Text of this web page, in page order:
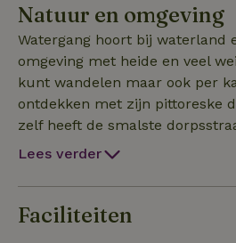
ruimte met een ping-pong tafel
een speeltent voor de kleintjes.
indoor voetbal ruimte. het
geen luxe, waan je in de jaren
unieke ervaring. Hou er
paardjes op de boerderij
verzorgd. Wij verzorgen zelf de
Frits worden met veel liefde
ervaring met paarden en of
Natuur en omgeving
Watergang hoort bij waterland
omgeving met heide en veel
kunt wandelen maar ook per
ontdekken met zijn pittoreske
zelf heeft de smalste
eigen kerkje en misschien wel
Lees verder
Faciliteiten